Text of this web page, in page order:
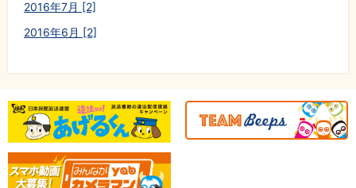
2016年7月 [2]
2016年6月 [2]